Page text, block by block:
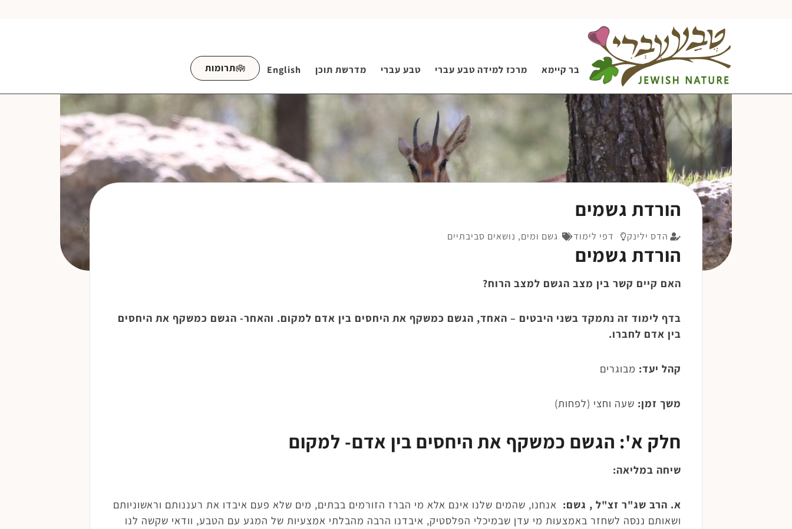
בר קיימא מרכז למידה טבע עברי טבע עברי מדרשת תוכן English תרומות
הורדת גשמים
הדס ילינק דפי לימוד גשם ומים, נושאים סביבתיים
הורדת גשמים
האם קיים קשר בין מצב הגשם למצב הרוח?
בדף לימוד זה נתמקד בשני היבטים – האחד, הגשם כמשקף את היחסים בין אדם למקום. והאחר- הגשם כמשקף את היחסים
בין אדם לחברו.
קהל יעד: מבוגרים
משך זמן: שעה וחצי (לפחות)
חלק א': הגשם כמשקף את היחסים בין אדם- למקום
שיחה במליאה:
א. הרב שג"ר זצ"ל , גשם: אנחנו, שהמים שלנו אינם אלא מי הברז הזורמים בבתים, מים שלא פעם איבדו את רעננותם וראשוניותם
ושאותם ננסה לשחזר באמצעות מי עדן שבמיכלי הפלסטיק, איבדנו הרבה מהבלתי אמצעיות של המגע עם הטבע, וודאי שקשה לנו